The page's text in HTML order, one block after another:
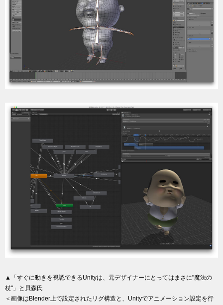
▲「すぐに動きを視認できるUnityは、元デザイナーにとってはまさに"魔法の
杖"」と貝森氏
＜画像はBlender上で設定されたリグ構造と、Unityでアニメーション設定を行